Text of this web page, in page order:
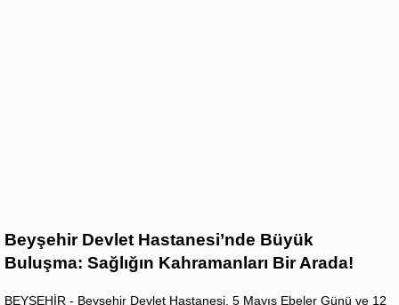
Beyşehir Devlet Hastanesi’nde Büyük
Buluşma: Sağlığın Kahramanları Bir Arada!
BEYŞEHİR - Beyşehir Devlet Hastanesi, 5 Mayıs Ebeler Günü ve 12